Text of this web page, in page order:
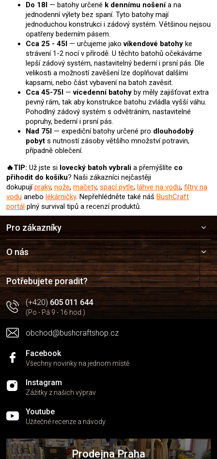
Do 18l — batohy určené k dennímu nošenía na
jednodenní výlety bez spaní. Tyto batohy mají
jednoduchou konstrukci i zádový systém. Většinou nejsou
opatřeny bederním pásem.
Cca 25 - 45l — určujeme jakovíkendové batohy ke
strávení 1-2 nocí v přírodě. U těchto batohů očekáváme
lepší zádový systém, nastavitelný bederní i prsní pás. Dle
velikosti a možností zavěšení lze doplňovat dalšími
kapsami, nebo část vybavení na batoh zavěsit.
Cca 45-75l —vícedenní batohy by měly zajišťovat extra
pevný rám, tak aby konstrukce batohu zvládla vyšší váhu.
Pohodlný zádový systém s odvětráním, nastavitelné
popruhy, bederní i prsní pás.
Nad 75l — expediční batohy určené pro dlouhodobý
pobyt s nutností zásoby většího množství potravin,
případně oblečení.
🔥TIP: Už jste si lovecký batoh vybrali a přemýšlíte co
přihodit do košíku? Naši zákazníci nejčastěji
dokupujípraky, nože, mačety, spací pytle, láhve na vodu, filtry na
vodu anebo lékárničky. Nepřehlédněte také náš BushCraft
portál plný survival tipů a recenzí produktů.
a
t
í
Pro zákazníky
O nás
Potřebujete poradit?
(+420)605 011 644
(Po - Pá 9 - 16 hod.)
obchod@bushcraftshop.cz
Facebook
Všechny novinky na jednom místě
Instagram
Zážitky z našich výprav
Youtube
Užitečné recenze a návody
Prodejna Praha